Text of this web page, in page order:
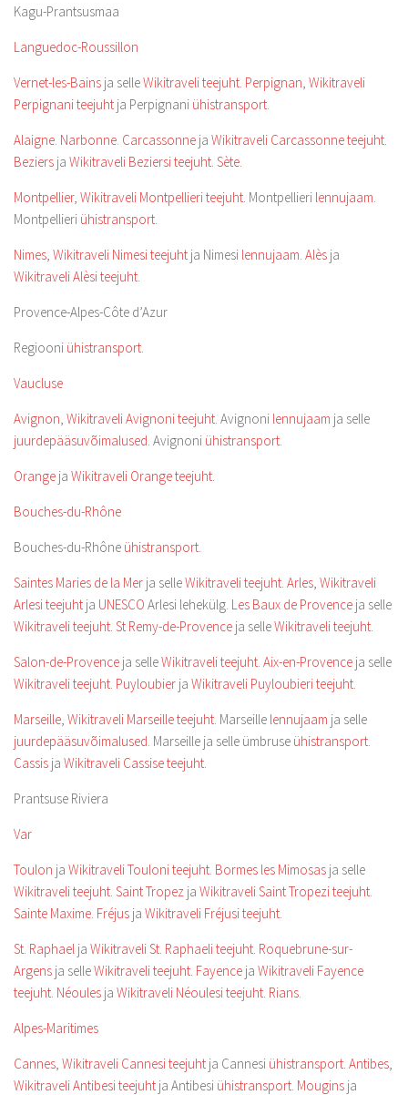
Kagu-Prantsusmaa
Languedoc-Roussillon
Vernet-les-Bains ja selleWikitraveli teejuht. Perpignan, Wikitraveli
Perpignani teejuht ja Perpignani ühistransport.
Alaigne. Narbonne. Carcassonne ja Wikitraveli Carcassonne teejuht.
Beziers ja Wikitraveli Beziersi teejuht. Sète.
Montpellier, Wikitraveli Montpellieri teejuht. Montpellieri lennujaam.
Montpellieri ühistransport.
Nimes, Wikitraveli Nimesi teejuht ja Nimesi lennujaam. Alès ja
Wikitraveli Alèsi teejuht.
Provence-Alpes-Côte d’Azur
Regiooni ühistransport.
Vaucluse
Avignon, Wikitraveli Avignoni teejuht. Avignoni lennujaam ja selle
juurdepääsuvõimalused. Avignoni ühistransport.
Orange ja Wikitraveli Orange teejuht.
Bouches-du-Rhône
Bouches-du-Rhône ühistransport.
Saintes Maries de la Mer ja selleWikitraveli teejuht. Arles, Wikitraveli
Arlesi teejuht ja UNESCO Arlesi lehekülg. Les Baux de Provence ja selle
Wikitraveli teejuht. St Remy-de-Provence ja selleWikitraveli teejuht.
Salon-de-Provence ja selleWikitraveli teejuht. Aix-en-Provence ja selle
Wikitraveli teejuht. Puyloubier ja Wikitraveli Puyloubieri teejuht.
Marseille, Wikitraveli Marseille teejuht. Marseille lennujaam ja selle
juurdepääsuvõimalused. Marseille ja selle ümbruse ühistransport.
Cassis ja Wikitraveli Cassise teejuht.
Prantsuse Riviera
Var
Toulon ja Wikitraveli Touloni teejuht. Bormes les Mimosas ja selle
Wikitraveli teejuht. Saint Tropez ja Wikitraveli Saint Tropezi teejuht.
Sainte Maxime. Fréjus ja Wikitraveli Fréjusi teejuht.
St. Raphael ja Wikitraveli St. Raphaeli teejuht. Roquebrune-sur-
Argens ja selleWikitraveli teejuht. Fayence ja Wikitraveli Fayence
teejuht. Néoules ja Wikitraveli Néoulesi teejuht. Rians.
Alpes-Maritimes
Cannes, Wikitraveli Cannesi teejuht ja Cannesi ühistransport. Antibes,
Wikitraveli Antibesi teejuht ja Antibesi ühistransport. Mougins ja